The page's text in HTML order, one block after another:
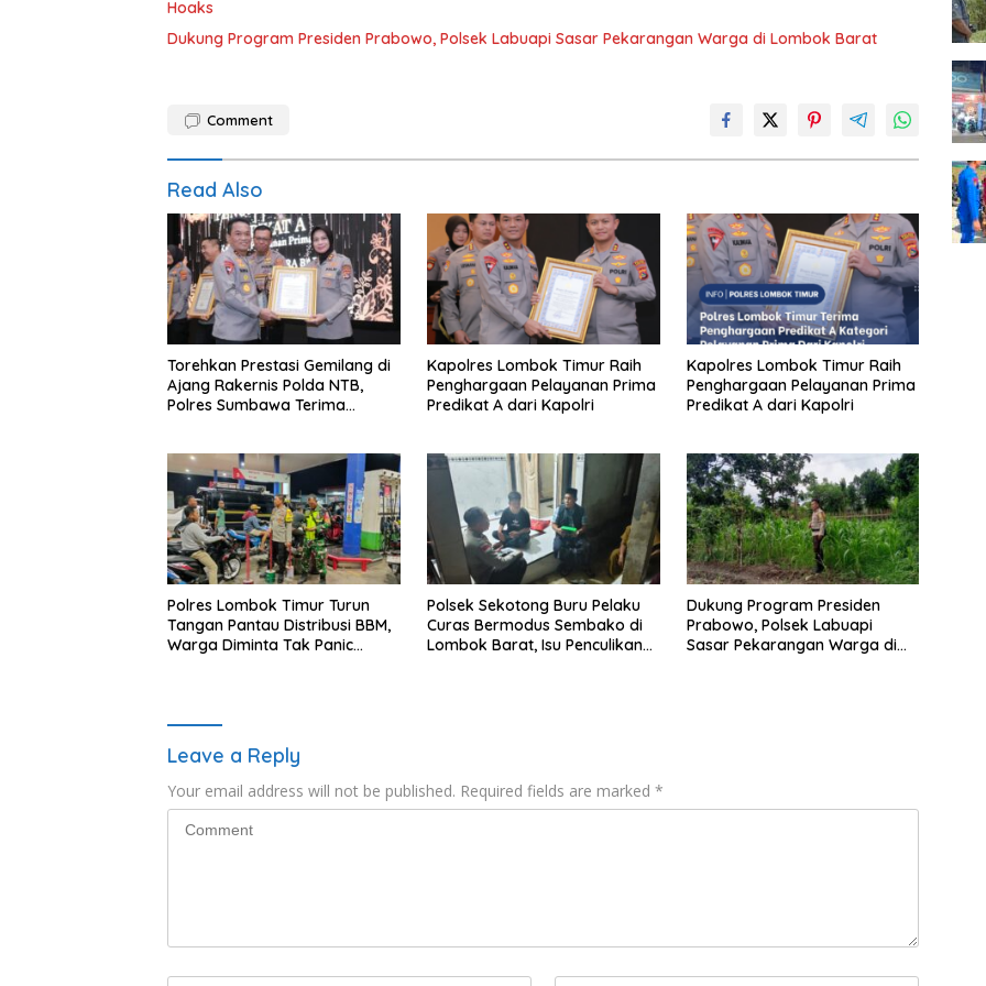
Hoaks
Dukung Program Presiden Prabowo, Polsek Labuapi Sasar Pekarangan Warga di Lombok Barat
Comment
Read Also
Torehkan Prestasi Gemilang di
Ajang Rakernis Polda NTB,
Polres Sumbawa Terima
Kapolres Lombok Timur Raih
Penghargaan Pelayanan Prima
Predikat A dari Kapolri
Kapolres Lombok Timur Raih
Penghargaan Pelayanan Prima
Predikat A dari Kapolri
Polres Lombok Timur Turun
Tangan Pantau Distribusi BBM,
Warga Diminta Tak Panic
Polsek Sekotong Buru Pelaku
Curas Bermodus Sembako di
Lombok Barat, Isu Penculikan
Dukung Program Presiden
Prabowo, Polsek Labuapi
Sasar Pekarangan Warga di
Leave a Reply
Your email address will not be published. Required fields are marked *